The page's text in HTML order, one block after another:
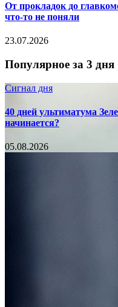
От прокладок до
что-то не поняли
23.07.2026
Популярное за 3 дня
Сигнал дня
40 дней ультиматума
начинается?
05.08.2026